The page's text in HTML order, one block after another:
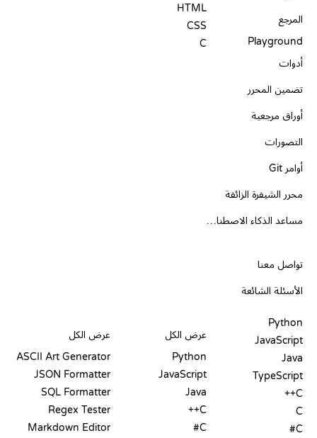
المرجع
Playground
أدوات
تضمين المحرر
أوراق مرجعية
التصورات
أوامر Git
محرر الشيفرة الزائفة
مساعد الذكاء الاصطناعي
تواصل معنا
الأسئلة الشائعة
HTML
CSS
C
Python
JavaScript
Java
TypeScript
C++
C
C#
عرض الكل
Python
JavaScript
Java
C++
C#
عرض الكل
ASCII Art Generator
JSON Formatter
SQL Formatter
Regex Tester
Markdown Editor